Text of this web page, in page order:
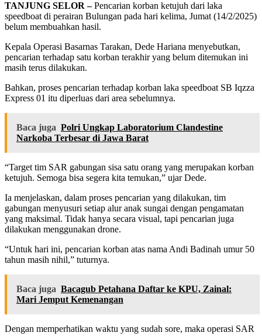
TANJUNG SELOR –Pencarian korban ketujuh dari laka
speedboat di perairan Bulungan pada hari kelima, Jumat (14/2/2025)
belum membuahkan hasil.
Kepala Operasi Basarnas Tarakan, Dede Hariana menyebutkan,
pencarian terhadap satu korban terakhir yang belum ditemukan ini
masih terus dilakukan.
Bahkan, proses pencarian terhadap korban laka speedboat SB Iqzza
Express 01 itu diperluas dari area sebelumnya.
Baca juga Polri Ungkap Laboratorium Clandestine
Narkoba Terbesar di Jawa Barat
“Target tim SAR gabungan sisa satu orang yang merupakan korban
ketujuh. Semoga bisa segera kita temukan,” ujar Dede.
Ia menjelaskan, dalam proses pencarian yang dilakukan, tim
gabungan menyusuri setiap alur anak sungai dengan pengamatan
yang maksimal. Tidak hanya secara visual, tapi pencarian juga
dilakukan menggunakan drone.
“Untuk hari ini, pencarian korban atas nama Andi Badinah umur 50
tahun masih nihil,” tuturnya.
Baca juga Bacagub Petahana Daftar ke KPU, Zainal:
Mari Jemput Kemenangan
Dengan memperhatikan waktu yang sudah sore, maka operasi SAR